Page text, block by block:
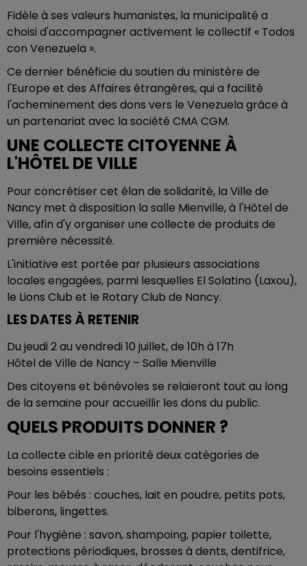
Fidèle à ses valeurs humanistes, la municipalité a
choisi d'accompagner activement le collectif « Todos
con Venezuela ».
Ce dernier bénéficie du soutien du ministère de
l'Europe et des Affaires étrangères, qui a facilité
l'acheminement des dons vers le Venezuela grâce à
un partenariat avec la société CMA CGM.
UNE COLLECTE CITOYENNE À
L'HÔTEL DE VILLE
Pour concrétiser cet élan de solidarité, la Ville de
Nancy met à disposition la salle Mienville, à l'Hôtel de
Ville, afin d'y organiser une collecte de produits de
première nécessité.
L'initiative est portée par plusieurs associations
locales engagées, parmi lesquelles El Solatino (Laxou),
le Lions Club et le Rotary Club de Nancy.
LES DATES À RETENIR
Du jeudi 2 au vendredi 10 juillet, de 10h à 17h
Hôtel de Ville de Nancy – Salle Mienville
Des citoyens et bénévoles se relaieront tout au long
de la semaine pour accueillir les dons du public.
QUELS PRODUITS DONNER ?
La collecte cible en priorité deux catégories de
besoins essentiels :
Pour les bébés : couches, lait en poudre, petits pots,
biberons, lingettes.
Pour l'hygiène : savon, shampoing, papier toilette,
protections périodiques, brosses à dents, dentifrice,